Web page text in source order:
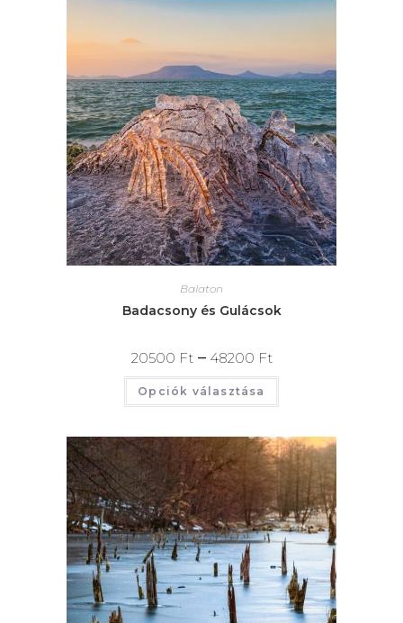
Balaton
Badacsony és Gulácsok
20500 Ft– 48200 Ft
Opciók választása